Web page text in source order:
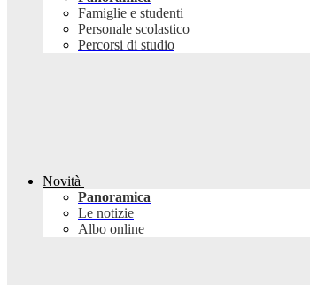
Famiglie e studenti
Personale scolastico
Percorsi di studio
Novità
Panoramica
Le notizie
Albo online